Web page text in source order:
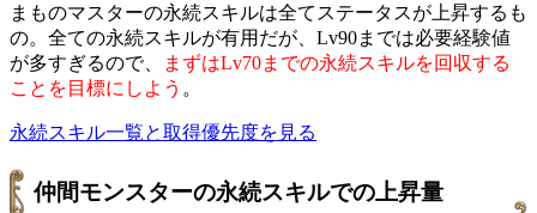
まものマスターの永続スキルは全てステータスが上昇するも
の。全ての永続スキルが有用だが、Lv90までは必要経験値
が多すぎるので、
まずはLv70までの永続スキルを回収する
ことを目標にしよう 。
永続スキル一覧と取得優先度を見る
仲間モンスターの永続スキルでの上昇量